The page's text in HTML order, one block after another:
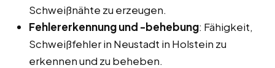
Schweißnähte zu erzeugen.
Fehlererkennung und -behebung: Fähigkeit,
Schweißfehler in Neustadt in Holstein zu
erkennen und zu beheben.